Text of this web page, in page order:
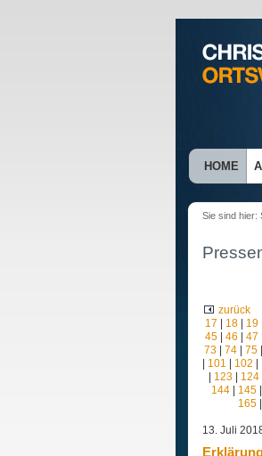
HOME
Sie sind hier:
zurück
17
18| 19|
45| 46 47
73
74 75
101 102
123| 124|
144| 145|
165|
13. Juli